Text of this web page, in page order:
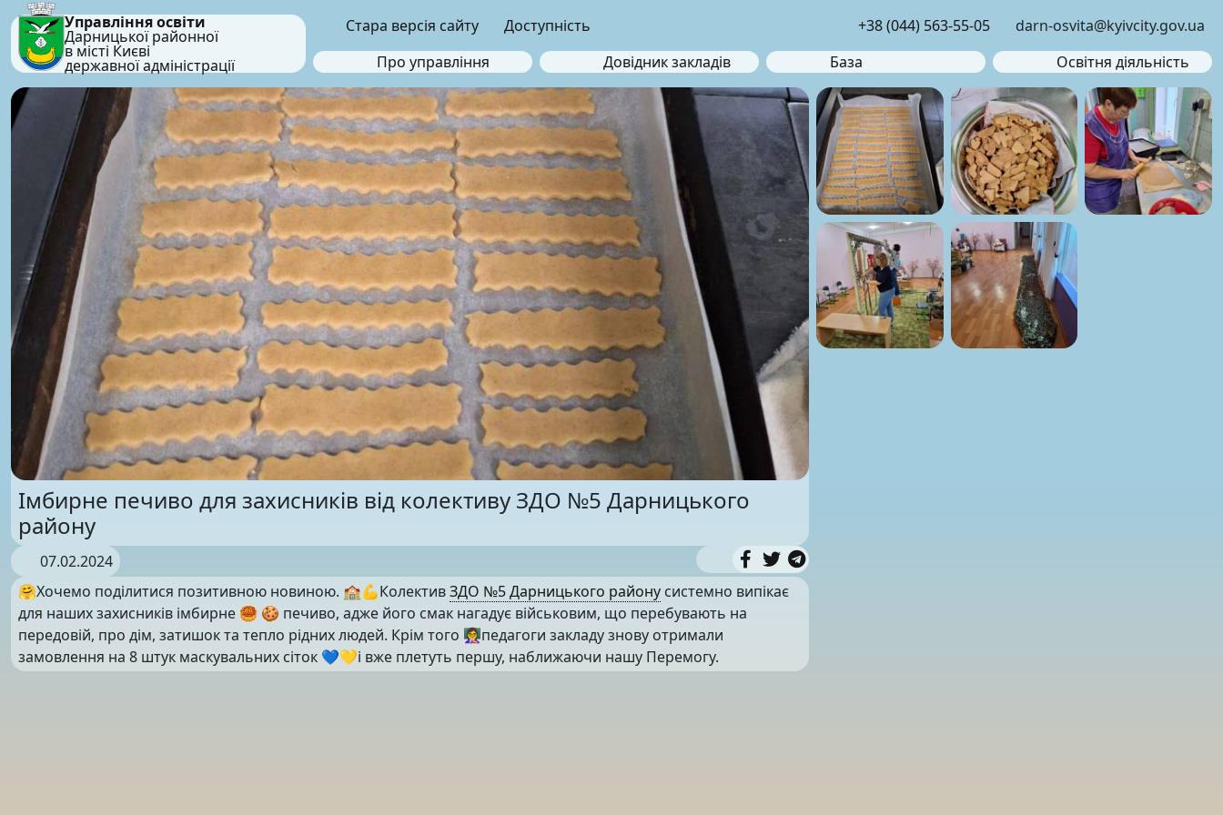
Управління освіти
Дарницької районної
в місті Києві
державної адміністрації
Стара версія сайту Доступність +38 (044) 563-55-05
darn-osvita@kyivcity.gov.ua
Про управління
Довідник закладів База Освітня діяльність
Імбирне печиво для захисників від колективу ЗДО №5 Дарницького
району
07.02.2024
🤗Хочемо поділитися позитивною новиною. 🏫💪КолективЗДО №5 Дарницького району системно випікає
для наших захисників імбирне 🥮 🍪 печиво, адже його смак нагадує військовим, що перебувають на
передовій, про дім, затишок та тепло рідних людей. Крім того 👩‍🏫педагоги закладу знову отримали
замовлення на 8 штук маскувальних сіток 💙💛і вже плетуть першу, наближаючи нашу Перемогу.